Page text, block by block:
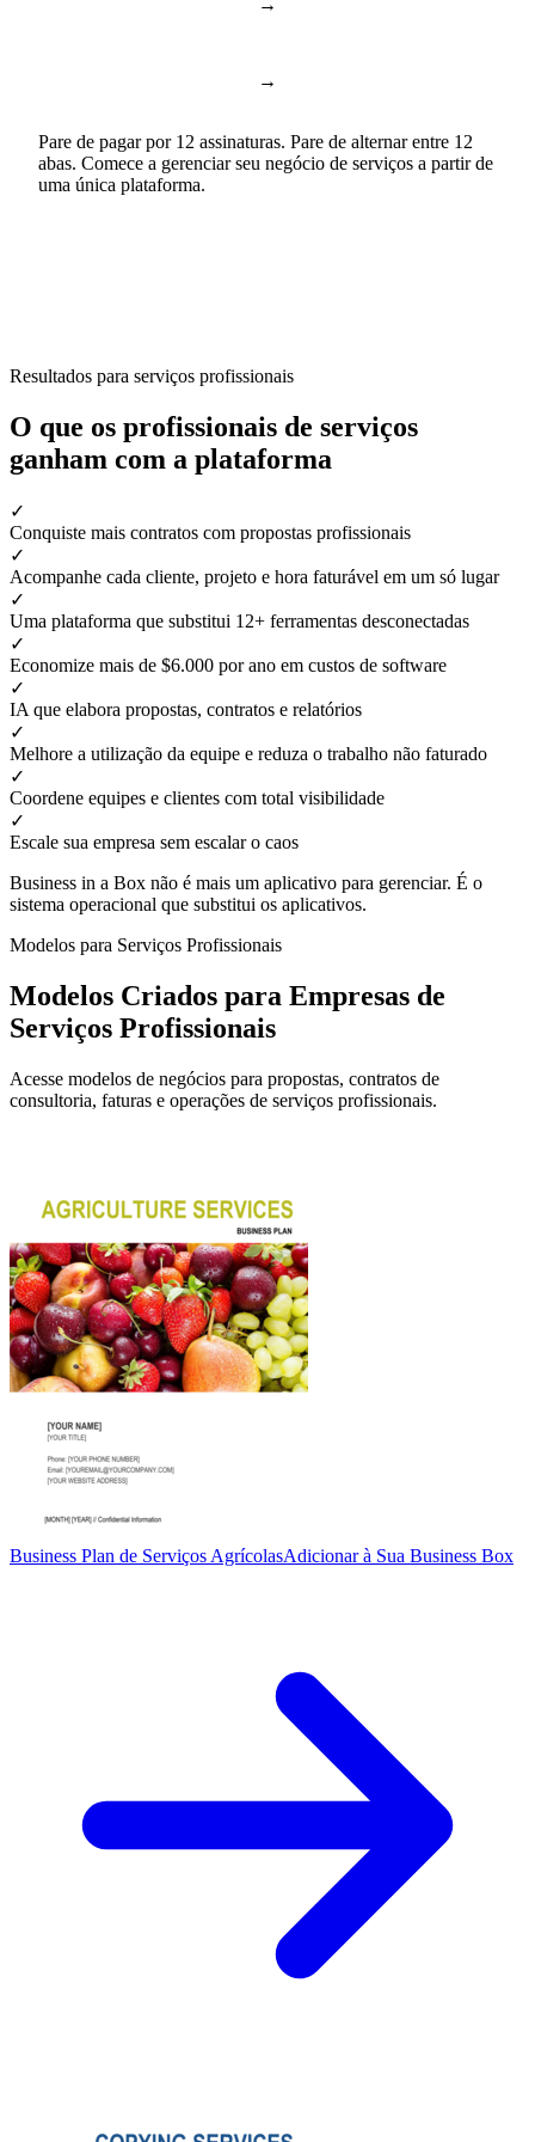
→
→
Pare de pagar por 12 assinaturas. Pare de alternar entre 12
abas. Comece a gerenciar seu negócio de serviços a partir de
uma única plataforma.
Resultados para serviços profissionais
O que os profissionais de serviços
ganham com a plataforma
✓
Conquiste mais contratos com propostas profissionais
✓
Acompanhe cada cliente, projeto e hora faturável em um só lugar
✓
Uma plataforma que substitui 12+ ferramentas desconectadas
✓
Economize mais de $6.000 por ano em custos de software
✓
IA que elabora propostas, contratos e relatórios
✓
Melhore a utilização da equipe e reduza o trabalho não faturado
✓
Coordene equipes e clientes com total visibilidade
✓
Escale sua empresa sem escalar o caos
Business in a Box não é mais um aplicativo para gerenciar. É o
sistema operacional que substitui os aplicativos.
Modelos para Serviços Profissionais
Modelos Criados para Empresas de
Serviços Profissionais
Acesse modelos de negócios para propostas, contratos de
consultoria, faturas e operações de serviços profissionais.
Business Plan de Serviços AgrícolasAdicionar à Sua Business Box